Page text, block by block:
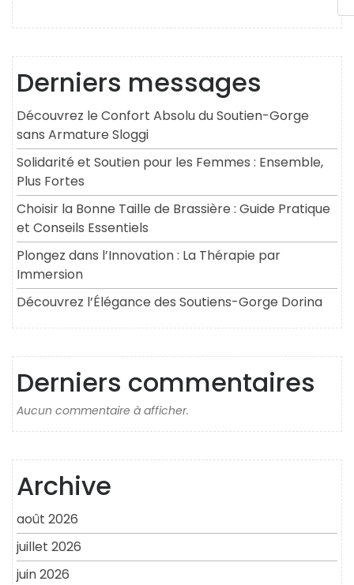
Derniers messages
Découvrez le Confort Absolu du Soutien-Gorge
sans Armature Sloggi
Solidarité et Soutien pour les Femmes : Ensemble,
Plus Fortes
Choisir la Bonne Taille de Brassière : Guide Pratique
et Conseils Essentiels
Plongez dans l’Innovation : La Thérapie par
Immersion
Découvrez l’Élégance des Soutiens-Gorge Dorina
Derniers commentaires
Aucun commentaire à afficher.
Archive
août 2026
juillet 2026
juin 2026